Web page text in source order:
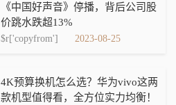
《中国好声音》停播，背后公司股
价跳水跌超13%
$r['copyfrom'] 2023-08-25
4K预算换机怎么选？华为vivo这两
款机型值得看，全方位实力均衡！